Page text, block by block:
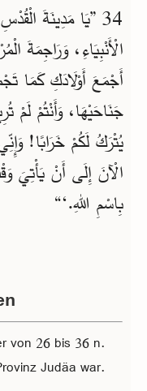
34 ”يَا مَدِينَةَ
الْأَنْبِيَاءِ، وَرَاجِمَةَ
أَجْمَعَ أَوْلَادَكِ كَمَا
يُتْرَكُ لَكُمْ خَرَابًا!
الْآنَ إِلَى أَنْ يَأْتِيَ
بِاسْمِ اللهِ.‘“
von 26 bis 36 n.
Judäa war.